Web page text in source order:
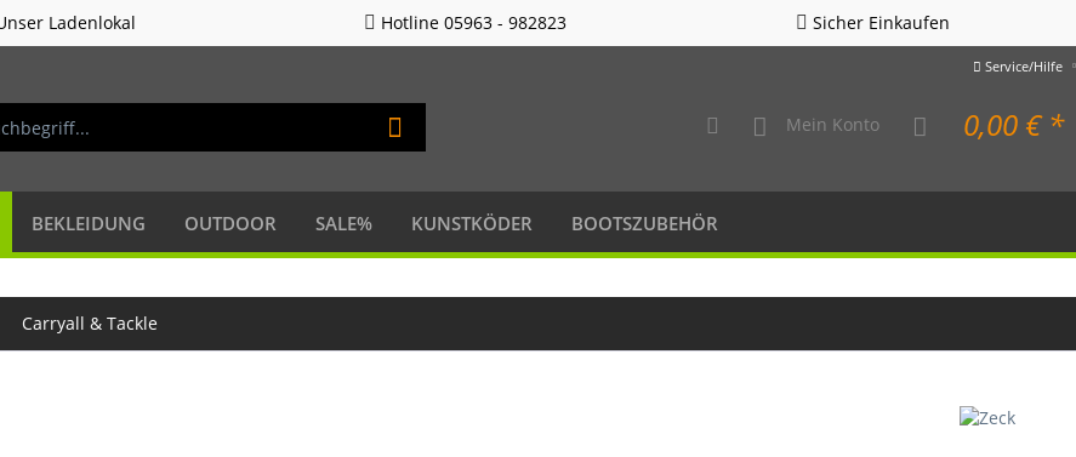
Ladenlokal Hotline 05963 - 982823 Sicher Einkaufen
Service/Hilfe
Mein Konto 0,00 € *
BEKLEIDUNG OUTDOOR SALE% KUNSTKÖDER BOOTSZUBEHÖR
Carryall & Tackle